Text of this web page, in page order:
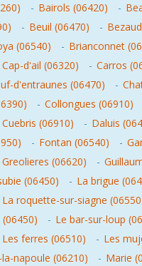
- Bairols (06420) -
- Beuil (06470) -
(06540)
- Brianconnet
Cap-d'ail (06320) - Carros
d'entraunes (06470)
-
- Collongues (06910)
Cuebris (06910) - Daluis
- Fontan (06540) -
Greolieres (06620) -
(06450)
- La brigue
La roquette-sur-siagne
- Le bar-sur-loup
Les ferres (06510) - Les
napoule (06210)
- Marie